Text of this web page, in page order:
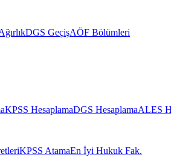
DGS GeçişAÖF Bölümleri
KPSS HesaplamaDGS HesaplamaALES
KPSS AtamaEn İyi Hukuk Fak.